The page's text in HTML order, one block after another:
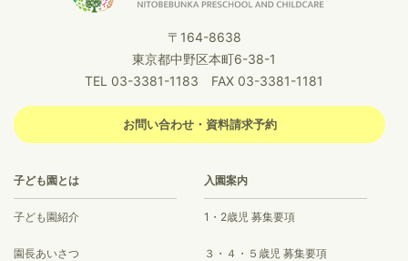
〒164-8638
東京都中野区本町6-38-1
TEL 03-3381-1183 FAX 03-3381-1181
お問い合わせ・資料請求予約
子ども園とは
子ども園紹介
園長あいさつ
入園案内
1・2歳児 募集要項
３・４・５歳児 募集要項